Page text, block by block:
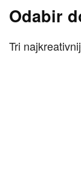
Odabir
Tri